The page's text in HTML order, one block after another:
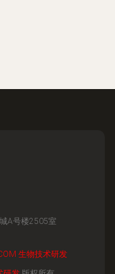
A号楼2505室
生物技术研发